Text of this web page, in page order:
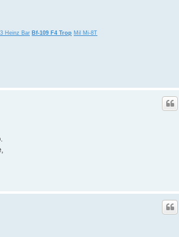
Heinz Bar Bf-109 F4 Trop Mil Mi-8T